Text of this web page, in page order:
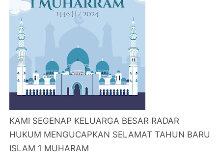
KAMI SEGENAP KELUARGA BESAR RADAR
HUKUM MENGUCAPKAN SELAMAT TAHUN BARU
ISLAM 1 MUHARAM